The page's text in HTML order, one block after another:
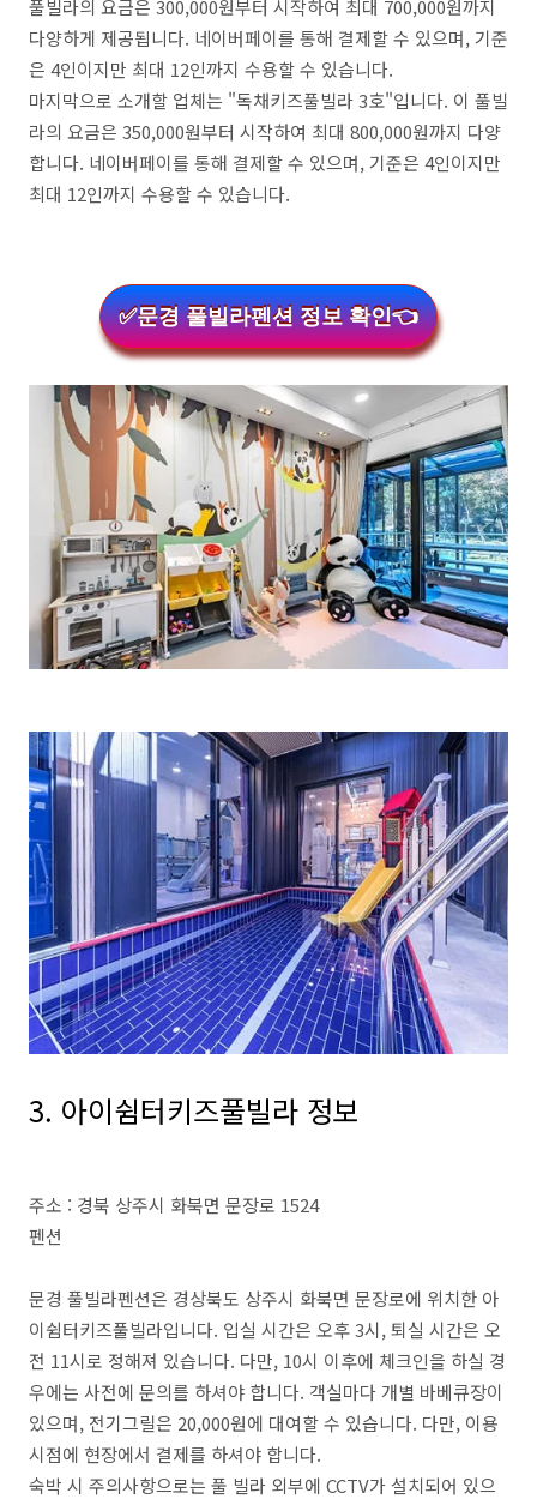
풀빌라의 요금은 300,000원부터 시작하여 최대 700,000원까지
다양하게 제공됩니다. 네이버페이를 통해 결제할 수 있으며, 기준
은 4인이지만 최대 12인까지 수용할 수 있습니다.
마지막으로 소개할 업체는 "독채키즈풀빌라 3호"입니다. 이 풀빌
라의 요금은 350,000원부터 시작하여 최대 800,000원까지 다양
합니다. 네이버페이를 통해 결제할 수 있으며, 기준은 4인이지만
최대 12인까지 수용할 수 있습니다.
✅문경 풀빌라펜션 정보 확인👈
3. 아이쉼터키즈풀빌라 정보
주소 : 경북 상주시 화북면 문장로 1524
펜션
문경 풀빌라펜션은 경상북도 상주시 화북면 문장로에 위치한 아
이쉼터키즈풀빌라입니다. 입실 시간은 오후 3시, 퇴실 시간은 오
전 11시로 정해져 있습니다. 다만, 10시 이후에 체크인을 하실 경
우에는 사전에 문의를 하셔야 합니다. 객실마다 개별 바베큐장이
있으며, 전기그릴은 20,000원에 대여할 수 있습니다. 다만, 이용
시점에 현장에서 결제를 하셔야 합니다.
숙박 시 주의사항으로는 풀 빌라 외부에 CCTV가 설치되어 있으